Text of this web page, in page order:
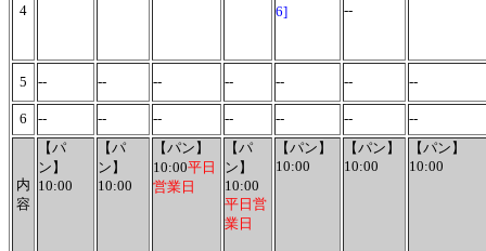
4
6]
--
5 -- -- -- -- -- -- --
6 -- -- -- -- -- -- --
内
容
【パ
ン】
10:00
【パ
ン】
10:00
【パン】
10:00平日
営業日
【パ
ン】
10:00
平日営
業日
【パン】
10:00
【パン】
10:00
【パン】
10:00